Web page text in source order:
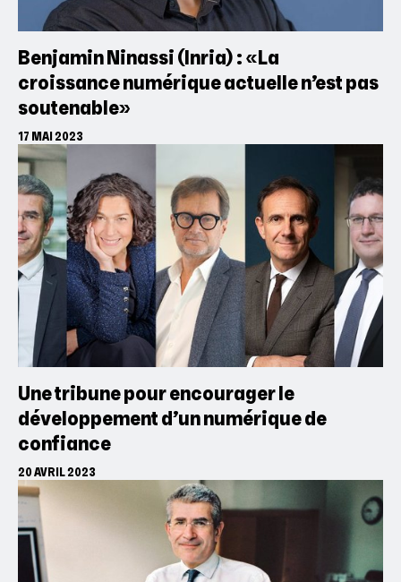
Benjamin Ninassi (Inria) : «La
croissance numérique actuelle n’est pas
soutenable»
17 MAI 2023
Une tribune pour encourager le
développement d’un numérique de
confiance
20 AVRIL 2023